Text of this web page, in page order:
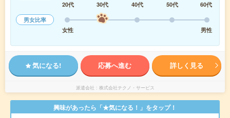
20代
30代 40代 50代
60代
男女比率
女性
男性
気になる! 応募へ進む 詳しく見る
派遣会社 株式会社テクノ・サービス
興味があったら「★気になる！」をタップ！